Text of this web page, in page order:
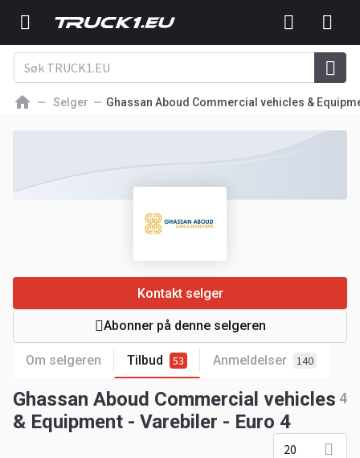
Selger Ghassan Aboud Commercial vehicles &
Om selgeren Tilbud 53 Anmeldelser 140
Kontakt selger
Abonner på denne selgeren
Ghassan Aboud Commercial vehicles
& Equipment - Varebiler - Euro 4
4
20